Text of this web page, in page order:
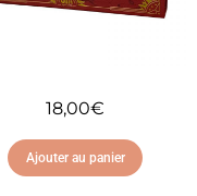
18,00€
Ajouter au panier